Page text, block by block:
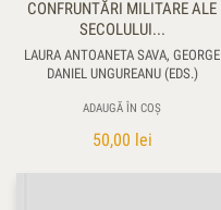
CONFRUNTĂRI MILITARE ALE
SECOLULUI...
LAURA ANTOANETA SAVA, GEORGE
DANIEL UNGUREANU (EDS.)
ADAUGĂ ÎN COȘ
50,00 lei